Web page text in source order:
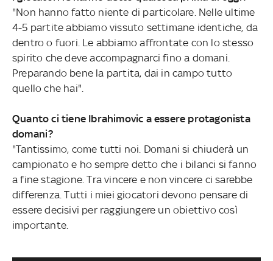
"Non hanno fatto niente di particolare. Nelle ultime
4-5 partite abbiamo vissuto settimane identiche, da
dentro o fuori. Le abbiamo affrontate con lo stesso
spirito che deve accompagnarci fino a domani.
Preparando bene la partita, dai in campo tutto
quello che hai".
Quanto ci tiene Ibrahimovic a essere protagonista
domani?
"Tantissimo, come tutti noi. Domani si chiuderà un
campionato e ho sempre detto che i bilanci si fanno
a fine stagione. Tra vincere e non vincere ci sarebbe
differenza. Tutti i miei giocatori devono pensare di
essere decisivi per raggiungere un obiettivo così
importante.